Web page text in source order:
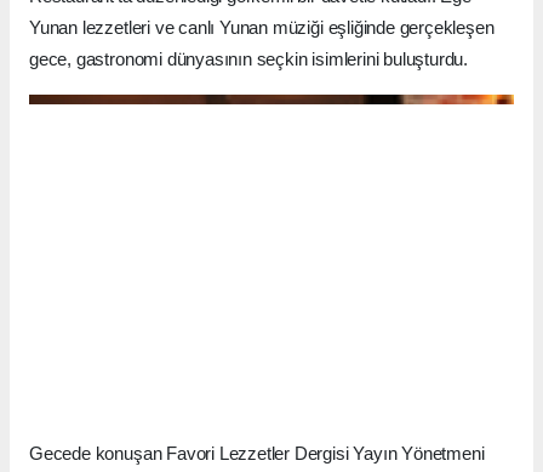
Yunan lezzetleri ve canlı Yunan müziği eşliğinde gerçekleşen
gece, gastronomi dünyasının seçkin isimlerini buluşturdu.
Gecede konuşan Favori Lezzetler Dergisi Yayın Yönetmeni